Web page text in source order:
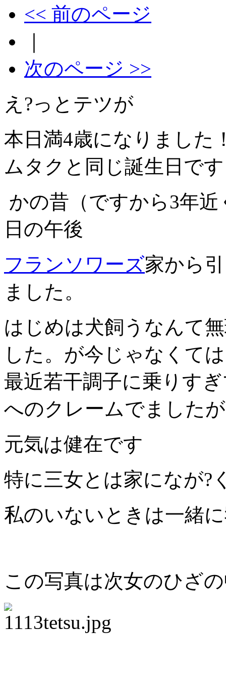
<< 前のページ
次のページ >>
え?っとテツが
本日満4歳になりました
ムタクと同じ誕生日で
かの昔（ですから3年
日の午後
フランソワーズ家から
ました。
はじめは犬飼うなんて
した。が今じゃなくて
最近若干調子に乗りす
へのクレームでました
元気は健在です
特に三女とは家になが?
私のいないときは一緒
この写真は次女のひざ